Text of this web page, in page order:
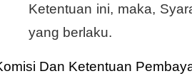
Ketentuan ini, maka,
yang berlaku.
Dan Ketentuan